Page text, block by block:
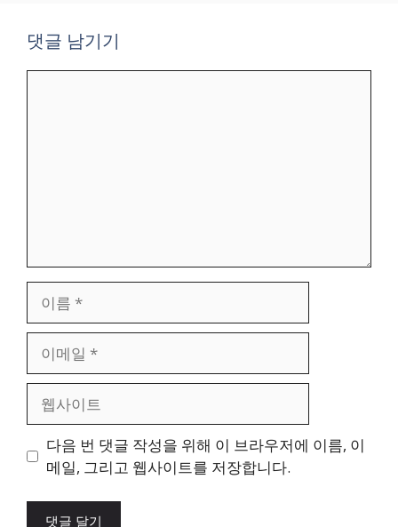
댓글 남기기
일
트
다음 번 댓글 작성을 위해 이 브라우저에 이름, 이
메일, 그리고 웹사이트를 저장합니다.